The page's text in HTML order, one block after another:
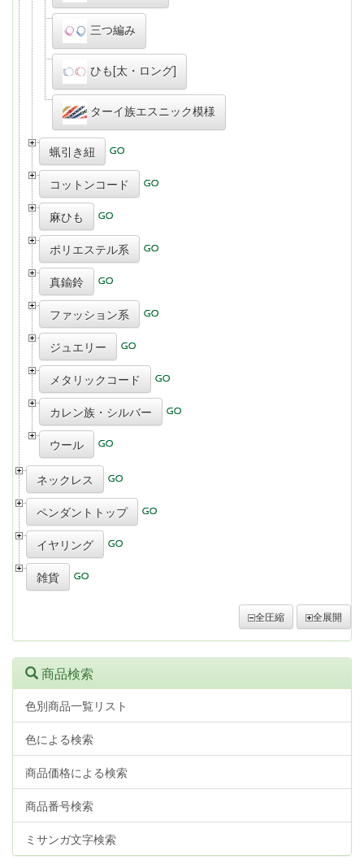
三つ編み
ひも[太・ロング]
ターイ族エスニック模様
蝋引き紐
コットンコード
麻ひも
ポリエステル系
真鍮鈴
ファッション系
ジュエリー
メタリックコード
カレン族・シルバー
ウール
ネックレス
ペンダントトップ
イヤリング
雑貨
全圧縮 全展開
商品検索
色別商品一覧リスト
色による検索
商品価格による検索
商品番号検索
ミサンガ文字検索